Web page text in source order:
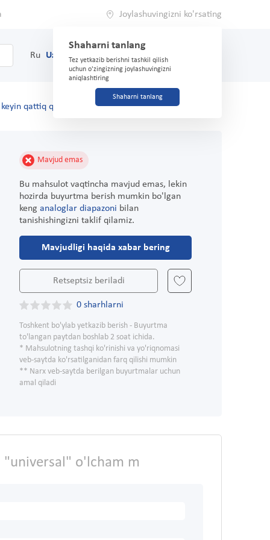
Joylashuvingizni ko'rsating
Shaharni tanlang
Tez yetkazib berishni tashkil qilish
uchun o'zingizning joylashuvingizni
aniqlashtiring
Shaharni tanlang
Ru Uz (71) 200-03-03
qattiq qirralar bilan "UNIVERSAL" o'lcham M
Mavjud emas
Bu mahsulot vaqtincha mavjud emas, lekin
hozirda buyurtma berish mumkin bo'lgan
keng analoglar diapazoni bilan
tanishishingizni taklif qilamiz.
Mavjudligi haqida xabar bering
Retseptsiz beriladi
0 sharhlarni
Toshkent bo'ylab yetkazib berish - Buyurtma
to'langan paytdan boshlab 2 soat ichida.
* Mahsulotning tashqi ko'rinishi va yo'riqnomasi
veb-saytda ko'rsatilganidan farq qilishi mumkin
** Narx veb-saytda berilgan buyurtmalar uchun
amal qiladi
o'lcham m